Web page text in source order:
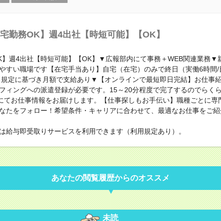
勤務OK】週4出社【時短可能】【OK】
】週4出社【時短可能】【OK】▼広報部内にて事務＋WEB関連業務▼
すい職場です【在宅手当あり】自宅（在宅）のみで終日（実働6時間
定に基づき月額で支給あり▼【オンラインで最短即日完結】お仕事
ィングへの派遣登録が必要です。15～20分程度で完了するのでらく
てお仕事情報をお届けします。【仕事探しもお手伝い】職種ごとに専
たをフォロー！希望条件・キャリアに合わせて、最適なお仕事をご
給与即受取りサービスを利用できます（利用規定あり）。
あなたの閲覧履歴からのオススメ
未読